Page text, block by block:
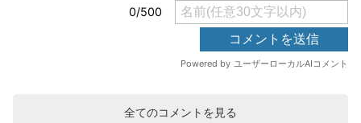
全てのコメントを見る